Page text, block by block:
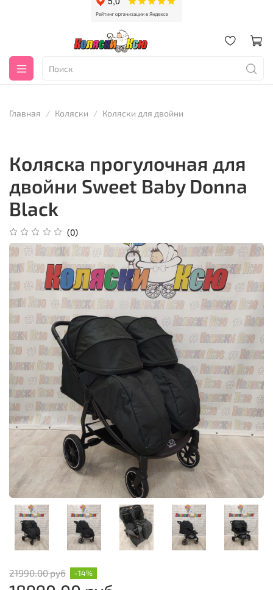
Главная Коляски Коляски для двойни
Коляска прогулочная для
двойни Sweet Baby Donna
Black
(0)
21990.00 руб -14%